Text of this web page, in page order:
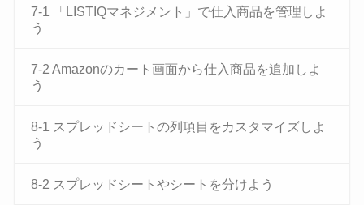
7-1 「LISTIQマネジメント」で仕入商品を管理しよ
う
7-2 Amazonのカート画面から仕入商品を追加しよ
う
8-1 スプレッドシートの列項目をカスタマイズしよ
う
8-2 スプレッドシートやシートを分けよう